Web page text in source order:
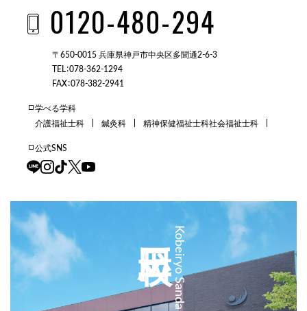
0120-480-294
〒650-0015 兵庫県神戸市中央区多聞通2-6-3
TEL：078-362-1294
FAX：078-382-2941
学べる学科
介護福祉士科
鍼灸科 精神保健福祉士科社会福祉士科
公式SNS
Kobeiryo Sanda